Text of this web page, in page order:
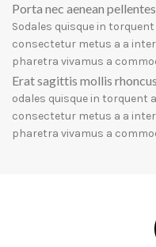
Porta nec aenean
Sodales quisque in
consectetur metus a a
pharetra vivamus a
Erat sagittis mollis rhoncus
odales quisque in
consectetur metus a a
pharetra vivamus a